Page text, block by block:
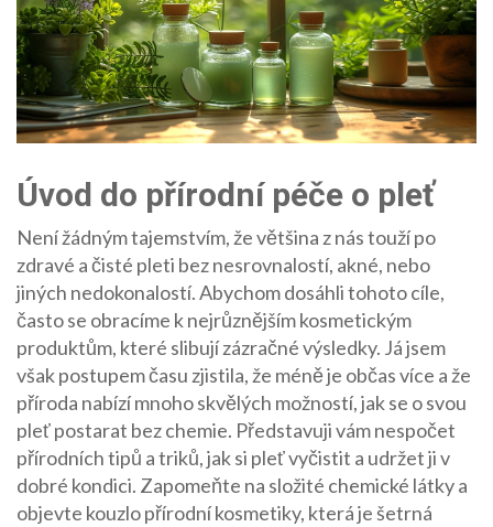
Úvod do přírodní péče o pleť
Není žádným tajemstvím, že většina z nás touží po
zdravé a čisté pleti bez nesrovnalostí, akné, nebo
jiných nedokonalostí. Abychom dosáhli tohoto cíle,
často se obracíme k nejrůznějším kosmetickým
produktům, které slibují zázračné výsledky. Já jsem
však postupem času zjistila, že méně je občas více a že
příroda nabízí mnoho skvělých možností, jak se o svou
pleť postarat bez chemie. Představuji vám nespočet
přírodních tipů a triků, jak si pleť vyčistit a udržet ji v
dobré kondici. Zapomeňte na složité chemické látky a
objevte kouzlo přírodní kosmetiky, která je šetrná